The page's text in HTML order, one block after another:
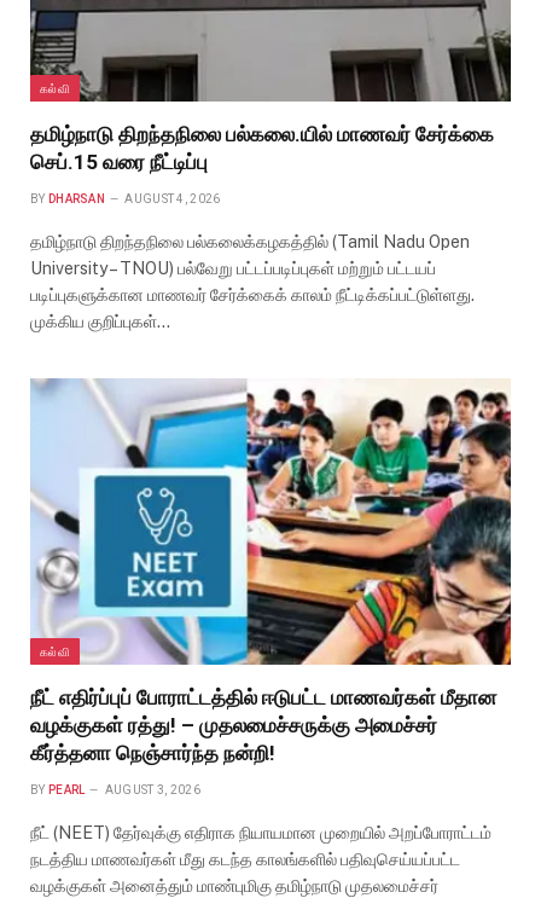
கல்வி
தமிழ்நாடு திறந்தநிலை பல்கலை.யில் மாணவர் சேர்க்கை
செப்.15 வரை நீட்டிப்பு
BY DHARSAN AUGUST 4, 2026
தமிழ்நாடு திறந்தநிலை பல்கலைக்கழகத்தில் (Tamil Nadu Open
University – TNOU) பல்வேறு பட்டப்படிப்புகள் மற்றும் பட்டயப்
படிப்புகளுக்கான மாணவர் சேர்க்கைக் காலம் நீட்டிக்கப்பட்டுள்ளது.
முக்கிய குறிப்புகள்…
கல்வி
நீட் எதிர்ப்புப் போராட்டத்தில் ஈடுபட்ட மாணவர்கள் மீதான
வழக்குகள் ரத்து! – முதலமைச்சருக்கு அமைச்சர்
கீர்த்தனா நெஞ்சார்ந்த நன்றி!
BY PEARL AUGUST 3, 2026
நீட் (NEET) தேர்வுக்கு எதிராக நியாயமான முறையில் அறப்போராட்டம்
நடத்திய மாணவர்கள் மீது கடந்த காலங்களில் பதிவுசெய்யப்பட்ட
வழக்குகள் அனைத்தும் மாண்புமிகு தமிழ்நாடு முதலமைச்சர்